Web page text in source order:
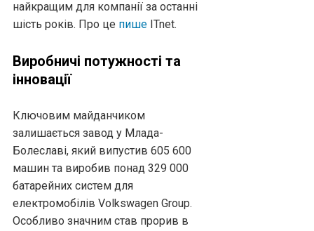
найкращим для компанії за останні
шість років. Про це пише ITnet.
Виробничі потужності та
інновації
Ключовим майданчиком
залишається завод у Млада-
Болеславі, який випустив 605 600
машин та виробив понад 329 000
батарейних систем для
електромобілів Volkswagen Group.
Особливо значним став прорив в